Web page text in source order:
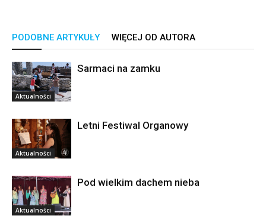
PODOBNE ARTYKUŁY WIĘCEJ OD AUTORA
Aktualności
Sarmaci na zamku
Aktualności
Letni Festiwal Organowy
Aktualności
Pod wielkim dachem nieba